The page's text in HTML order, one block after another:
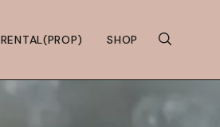
RENTAL(PROP) SHOP